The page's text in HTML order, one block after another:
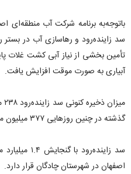
سد زاینده‌رود و رهاسازی آب در
تأمین بخشی از نیاز آبی کشت غلات
آبیاری به صورت موقت افزایش یافت.
گذشته در چنین روز‌هایی ۳۷۷ میلیون متر مکعب ذخیره داشت.
اصفهان در شهرستان چادگان قرار دارد.